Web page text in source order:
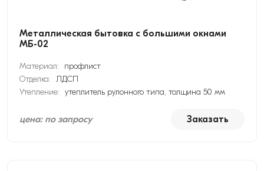
Металлическая бытовка с большими окнами
МБ-02
Материал:
профлист
Отделка: ЛДСП
Утепление: утеплитель рулонного типа, толщина 50 мм
цена: по запросу Заказать